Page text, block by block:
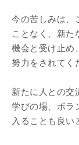
今の苦しみは、
ことなく、新た
機会と受け止め
努力をされてく
新たに人との交
学びの場、ボラ
入ることも良い